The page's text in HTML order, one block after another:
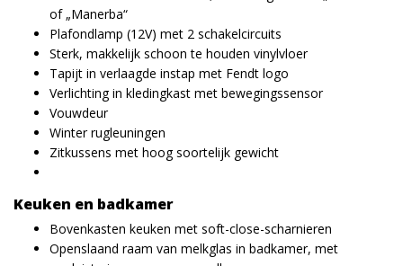
of „Manerba“
Plafondlamp (12V) met 2 schakelcircuits
Sterk, makkelijk schoon te houden vinylvloer
Tapijt in verlaagde instap met Fendt logo
Verlichting in kledingkast met bewegingssensor
Vouwdeur
Winter rugleuningen
Zitkussens met hoog soortelijk gewicht
Keuken en badkamer
Bovenkasten keuken met soft-close-scharnieren
Openslaand raam van melkglas in badkamer, met